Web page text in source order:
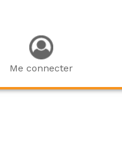
Me connecter